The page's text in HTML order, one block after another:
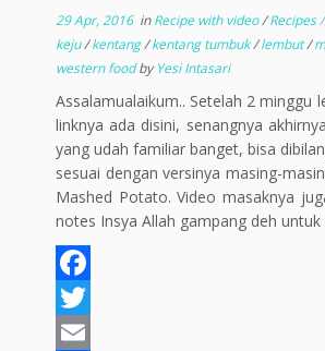
29 Apr, 2016inRecipe with video/Recipes
keju/kentang/kentang tumbuk/lembut/
western foodbyYesi Intasari
Assalamualaikum.. Setelah 2
linknya ada disini, senangnya
yang udah familiar banget, bisa
sesuai dengan versinya masing-
Mashed Potato. Video masaknya
notes Insya Allah gampang deh
F
aT